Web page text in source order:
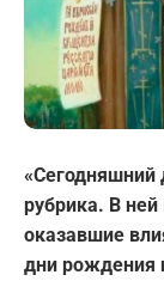
«Сегодняшний
рубрика. В
оказавшие
дни рождения